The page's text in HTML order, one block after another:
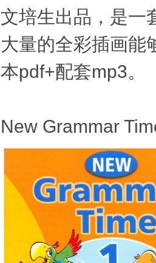
文培生出品，是一
大量的全彩插画能
本pdf+配套mp3。
New Grammar